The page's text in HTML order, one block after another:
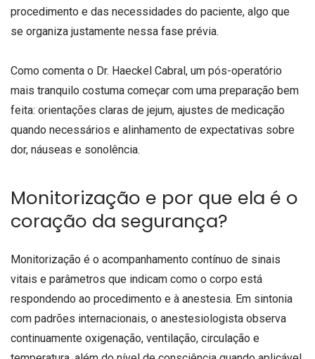
procedimento e das necessidades do paciente, algo que
se organiza justamente nessa fase prévia.
Como comenta o Dr. Haeckel Cabral, um pós-operatório
mais tranquilo costuma começar com uma preparação bem
feita: orientações claras de jejum, ajustes de medicação
quando necessários e alinhamento de expectativas sobre
dor, náuseas e sonolência.
Monitorização e por que ela é o
coração da segurança?
Monitorização é o acompanhamento contínuo de sinais
vitais e parâmetros que indicam como o corpo está
respondendo ao procedimento e à anestesia. Em sintonia
com padrões internacionais, o anestesiologista observa
continuamente oxigenação, ventilação, circulação e